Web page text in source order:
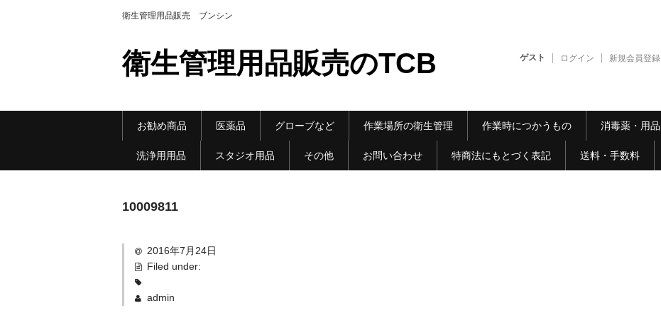
衛生管理用品販売 ブンシン
衛生管理用品販売のTCB ゲスト ログイン 新規会員登録
お勧め商品 医薬品 グローブなど 作業場所の衛生管理 作業時につかうもの 消毒薬・用品
洗浄用用品 スタジオ用品 その他 お問い合わせ 特商法にもとづく表記 送料・手数料
10009811
2016年7月24日
Filed under:
admin